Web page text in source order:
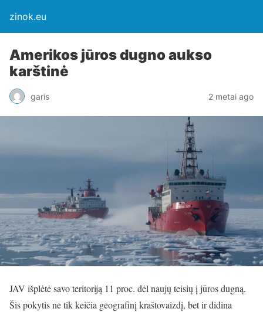
zinok.eu
Amerikos jūros dugno aukso
karštinė
garis 2 metai ago
JAV išplėtė savo teritoriją 11 proc. dėl naujų teisių į jūros dugną.
Šis pokytis ne tik keičia geografinį kraštovaizdį, bet ir didina